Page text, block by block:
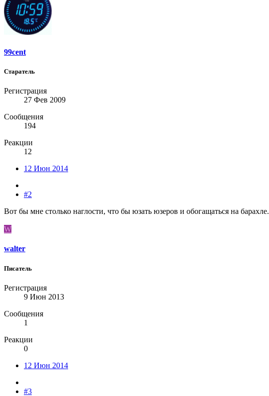
99cent
Старатель
Регистрация
27 Фев 2009
Сообщения
194
Реакции
12
12 Июн 2014
#2
Вот бы мне столько наглости, что бы юзать юзеров и обогащаться на барахле.
W
walter
Писатель
Регистрация
9 Июн 2013
Сообщения
1
Реакции
0
12 Июн 2014
#3